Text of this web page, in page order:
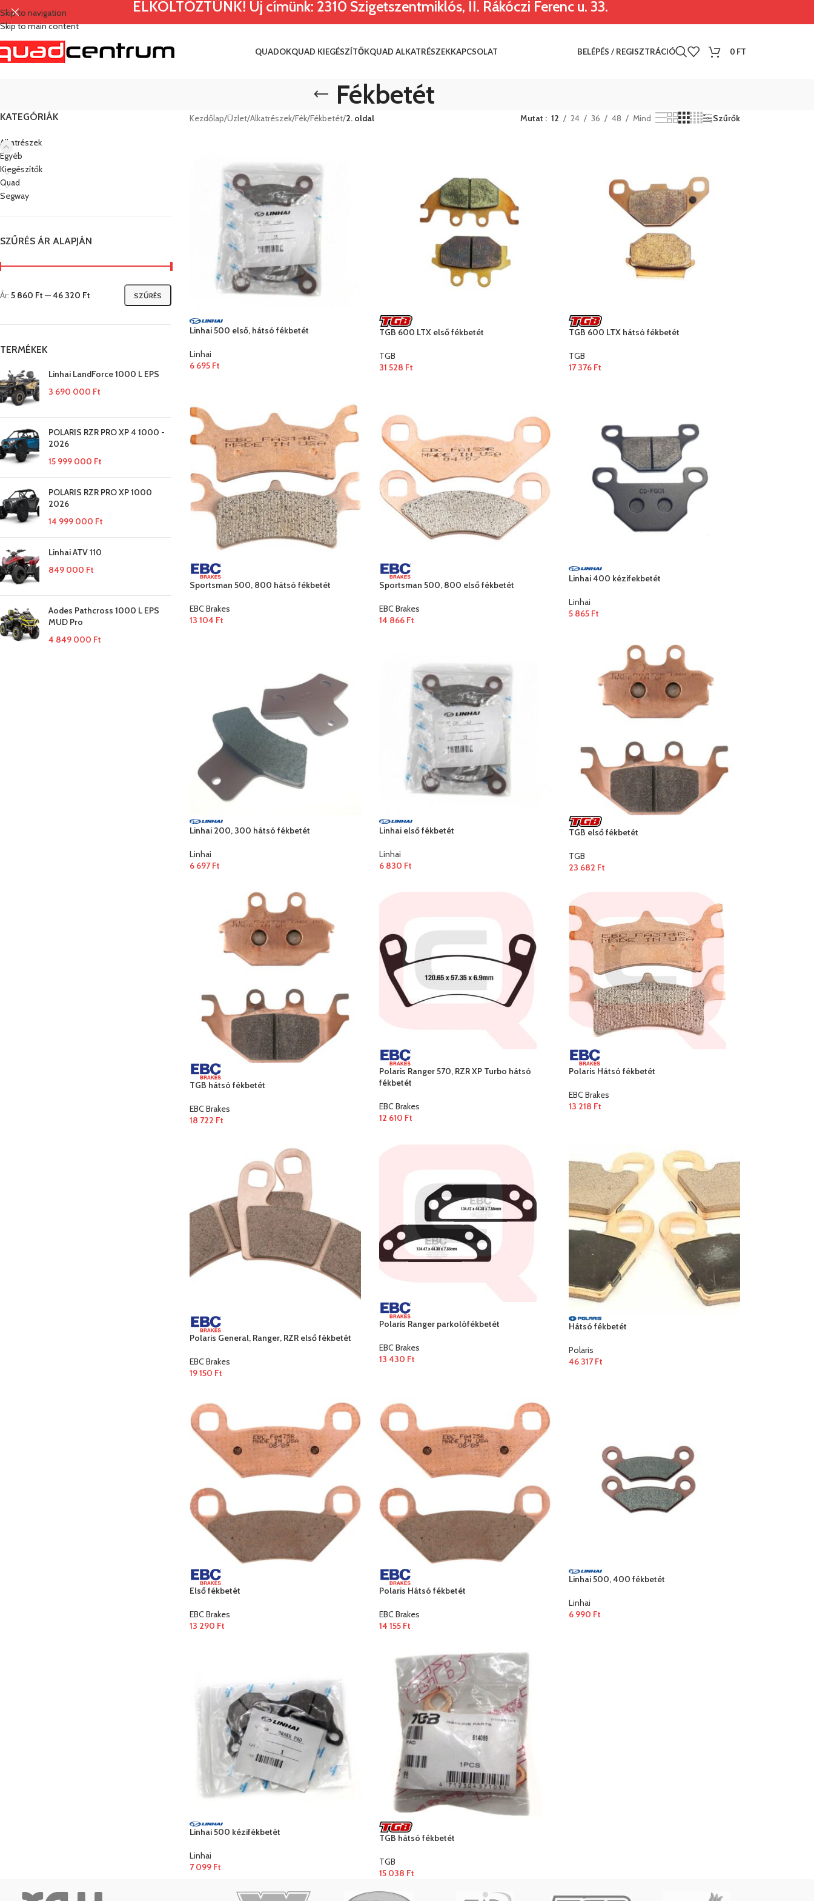
Skip to navigation
Skip to main content
ELKÖLTÖZTÜNK! Új címünk: 2310 Szigetszentmiklós, II. Rákóczi Ferenc u. 33.
QUADOKQUAD KIEGÉSZÍTŐKQUAD ALKATRÉSZEKKAPCSOLAT BELÉPÉS / REGISZTRÁCIÓ 0 FT
Fékbetét
KATEGÓRIÁK
Alkatrészek
Egyéb
Kiegészítők
Quad
Segway
SZŰRÉS ÁR ALAPJÁN
SZŰRÉS
Ár: 5 860 Ft —46 320 Ft
TERMÉKEK
Linhai LandForce 1000 L EPS
3 690 000 Ft
POLARIS RZR PRO XP 4 1000 -
2026
15 999 000 Ft
POLARIS RZR PRO XP 1000
2026
14 999 000 Ft
Linhai ATV 110
849 000 Ft
Aodes Pathcross 1000 L EPS
MUD Pro
4 849 000 Ft
Kezdőlap/Üzlet/Alkatrészek/Fék/Fékbetét/2. oldal Mutat 12 24 36 48 Mind Szűrők
Linhai 500 első, hátsó fékbetét
Linhai
6 695 Ft
TGB 600 LTX első fékbetét
TGB
31 528 Ft
TGB 600 LTX hátsó fékbetét
TGB
17 376 Ft
Sportsman 500, 800 hátsó fékbetét
EBC Brakes
13 104 Ft
Sportsman 500, 800 első fékbetét
EBC Brakes
14 866 Ft
Linhai 400 kézifekbetét
Linhai
5 865 Ft
Linhai 200, 300 hátsó fékbetét
Linhai
6 697Ft
Linhai első fékbetét
Linhai
6 830 Ft
TGB első fékbetét
TGB
23 682 Ft
TGB hátsó fékbetét
EBC Brakes
18 722 Ft
Polaris Ranger 570, RZR XP Turbo hátsó
fékbetét
EBC Brakes
12 610 Ft
Polaris Hátsó fékbetét
EBC Brakes
13 218 Ft
Polaris General, Ranger, RZR első fékbetét
EBC Brakes
19 150 Ft
Polaris Ranger parkolófékbetét
EBC Brakes
13 430 Ft
Hátsó fékbetét
Polaris
46 317Ft
Első fékbetét
EBC Brakes
13 290 Ft
Polaris Hátsó fékbetét
EBC Brakes
14 155 Ft
Linhai 500, 400 fékbetét
Linhai
6 990 Ft
Linhai 500 kézifékbetét
Linhai
7 099 Ft
TGB hátsó fékbetét
TGB
15 038 Ft